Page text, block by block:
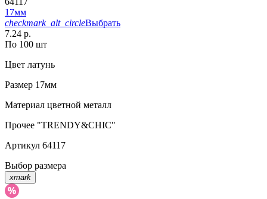
17мм
checkmark_alt_circleВыбрать
7.24 р.
По 100 шт
Цвет латунь
Размер 17мм
Материал цветной металл
Прочее "TRENDY&CHIC"
Артикул 64117
Выбор размера
xmark